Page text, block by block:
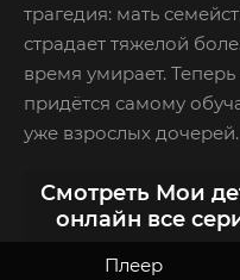
трагедия: мать
страдает тяжелой
время умирает.
придётся самому
уже взрослых дочерей.
Смотреть Мои
онлайн все
Плеер